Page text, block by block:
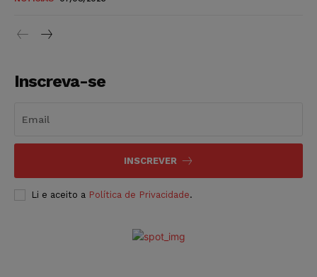
Inscreva-se
INSCREVER
Li e aceito a Política de Privacidade.